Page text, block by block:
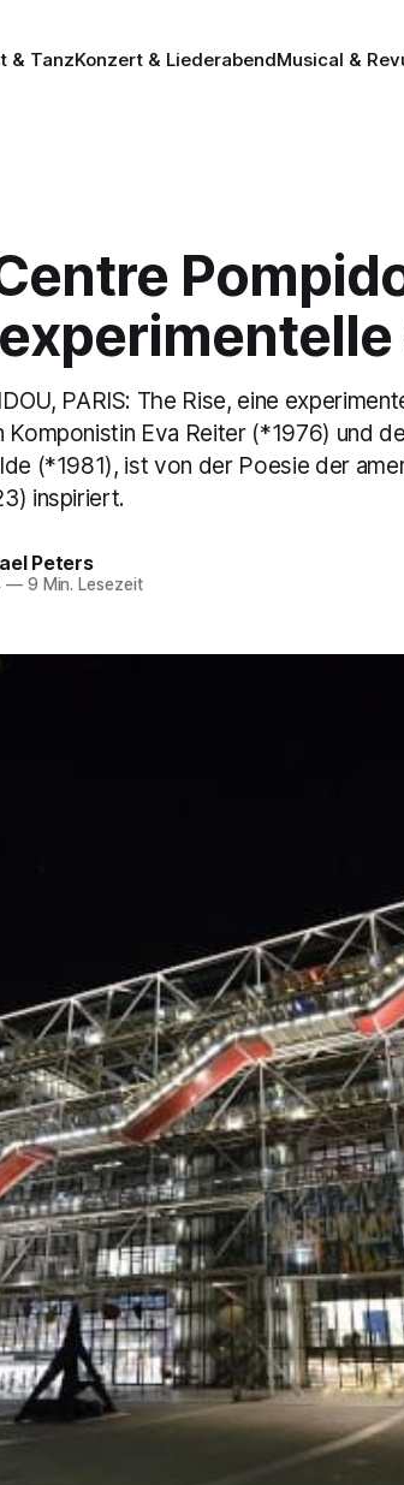
& TanzKonzert & LiederabendMusical &
PARIS: The Rise, eine
Eva Reiter (*1976) und
(*1981), ist von der Poesie der
inspiriert.
Peters
—9 Min. Lesezeit